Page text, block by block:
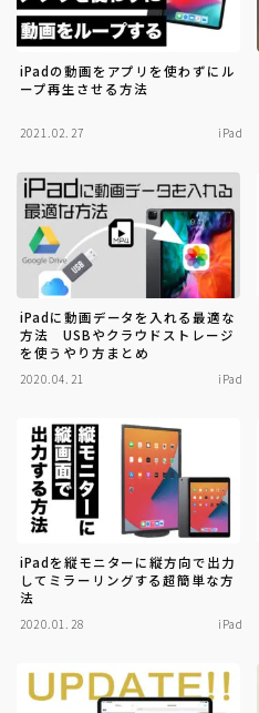
iPadの動画をアプリを使わずにル
ープ再生させる方法
2021.02.27 iPad
iPadに動画データを入れる最適な
方法 USBやクラウドストレージ
を使うやり方まとめ
2020.04.21 iPad
iPadを縦モニターに縦方向で出力
してミラーリングする超簡単な方
法
2020.01.28 iPad